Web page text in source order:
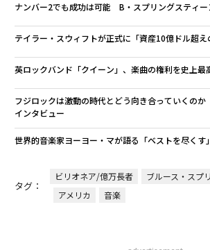
ナンバー2でも成功は可能 B・スプリングスティー
テイラー・スウィフトが正式に「資産10億ドル超え
英ロックバンド「クイーン」、楽曲の権利を史上
フジロックは激動の時代とどう向き合っていくの
インタビュー
世界的音楽家ヨーヨー・マが語る「ベストを尽くす
タグ：
ビリオネア/億万長者
ブルース・スプ
アメリカ
音楽